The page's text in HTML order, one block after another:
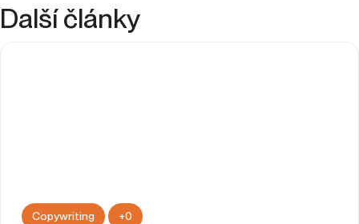
Další články
Copywriting +0